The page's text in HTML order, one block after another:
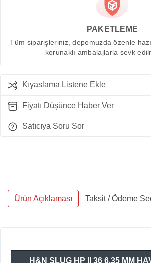
PAKETLEME
Tüm siparişleriniz, depomuzda özenle
korunaklı ambalajlarla sevk
Kıyaslama Listene Ekle
Fiyatı Düşünce Haber Ver
Satıcıya Soru Sor
Ürün Açıklaması Taksit / Ödeme
H&N SLUG HP II 36 6,35 MM